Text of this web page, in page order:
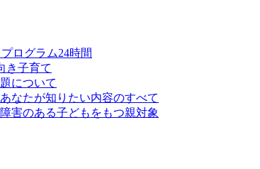
ログラム24時間
子育て
について
なたが知りたい内容のすべて
害のある子どもをもつ親対象